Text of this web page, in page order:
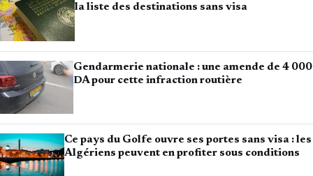
la liste des destinations sans visa
Gendarmerie nationale : une amende de 4 000
DA pour cette infraction routière
Ce pays du Golfe ouvre ses portes sans visa : les
Algériens peuvent en profiter sous conditions